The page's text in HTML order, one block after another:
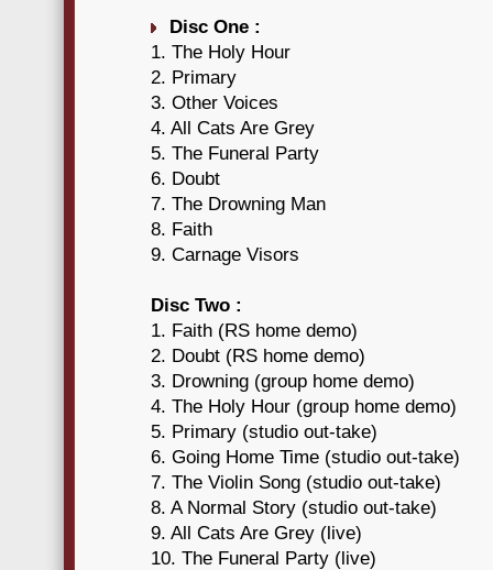
Disc One :
1. The Holy Hour
2. Primary
3. Other Voices
4. All Cats Are Grey
5. The Funeral Party
6. Doubt
7. The Drowning Man
8. Faith
9. Carnage Visors
Disc Two :
1. Faith (RS home demo)
2. Doubt (RS home demo)
3. Drowning (group home demo)
4. The Holy Hour (group home demo)
5. Primary (studio out-take)
6. Going Home Time (studio out-take)
7. The Violin Song (studio out-take)
8. A Normal Story (studio out-take)
9. All Cats Are Grey (live)
10. The Funeral Party (live)